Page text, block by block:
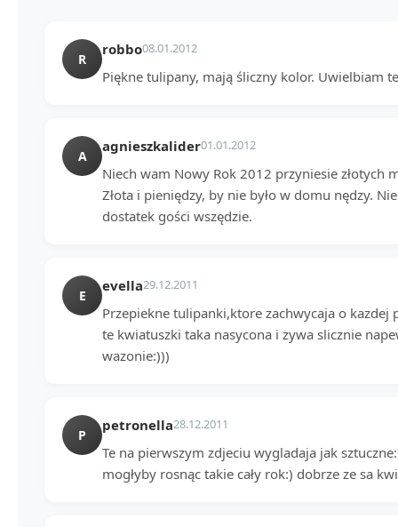
R
robbo08.01.2012
Piękne tulipany, mają śliczny kolor. Uwielbiam
A
agnieszkalider01.01.2012
Niech wam Nowy Rok 2012 przyniesie złotych
Złota i pieniędzy, by nie było w domu nędzy.
dostatek gości wszędzie.
E
evella29.12.2011
Przepiekne tulipanki,ktore zachwycaja o
te kwiatuszki taka nasycona i zywa slicznie
wazonie:)))
P
petronella28.12.2011
Te na pierwszym zdjeciu wygladaja jak
mogłyby rosnąc takie cały rok:) dobrze ze sa